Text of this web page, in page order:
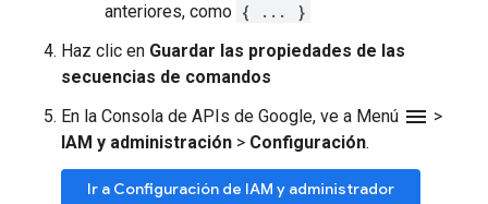
anteriores, como { ... }
Haz clic en Guardar las propiedades de las
secuencias de comandos
En la Consola de APIs de Google, ve a Menú menu >
IAM y administración > Configuración.
Ir a Configuración de IAM y administrador